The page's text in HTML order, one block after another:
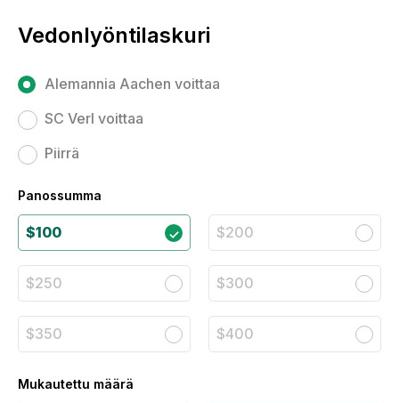
Vedonlyöntilaskuri
Alemannia Aachen voittaa
SC Verl voittaa
Piirrä
Panossumma
$100 $200
$250 $300
$350 $400
Mukautettu määrä